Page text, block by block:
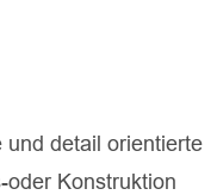
und detail orientierte
Konstruktion